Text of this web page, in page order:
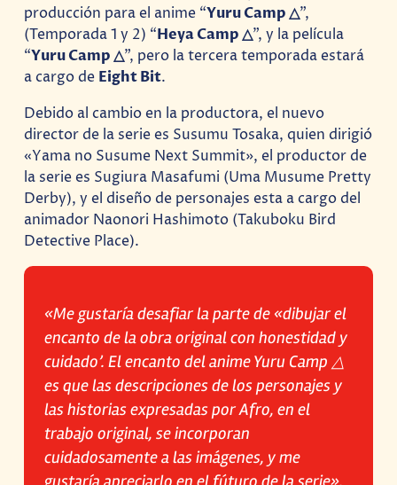
producción para el anime “Yuru Camp △”,
(Temporada 1 y 2) “Heya Camp △”, y la película
“Yuru Camp △”, pero la tercera temporada estará
a cargo de Eight Bit.
Debido al cambio en la productora, el nuevo
director de la serie es Susumu Tosaka, quien dirigió
«Yama no Susume Next Summit», el productor de
la serie es Sugiura Masafumi (Uma Musume Pretty
Derby), y el diseño de personajes esta a cargo del
animador Naonori Hashimoto (Takuboku Bird
Detective Place).
«Me gustaría desafiar la parte de «dibujar el
encanto de la obra original con honestidad y
cuidado’. El encanto del anime Yuru Camp △
es que las descripciones de los personajes y
las historias expresadas por Afro, en el
trabajo original, se incorporan
cuidadosamente a las imágenes, y me